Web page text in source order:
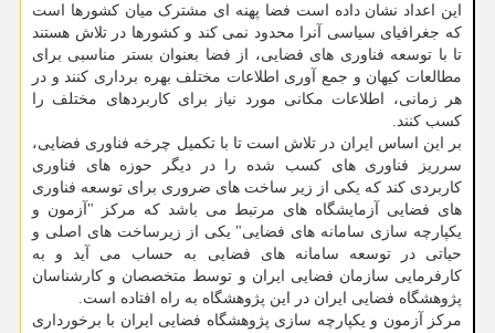
این اعداد نشان داده است فضا پهنه ای مشترک میان کشورها است
که جغرافیای سیاسی آنرا محدود نمی کند و کشورها در تلاش هستند
تا با توسعه فناوری های فضایی، از فضا بعنوان بستر مناسبی برای
مطالعات کیهان و جمع آوری اطلاعات مختلف بهره برداری کنند و در
هر زمانی، اطلاعات مکانی مورد نیاز برای کاربردهای مختلف را
کسب کنند.
بر این اساس ایران در تلاش است تا با تکمیل چرخه فناوری فضایی،
سرریز فناوری های کسب شده را در دیگر حوزه های فناوری
کاربردی کند که یکی از زیر ساخت های ضروری برای توسعه فناوری
های فضایی آزمایشگاه های مرتبط می باشد که مرکز "آزمون و
یکپارچه سازی سامانه های فضایی" یکی از زیرساخت های اصلی و
حیاتی در توسعه سامانه های فضایی به حساب می آید و به
کارفرمایی سازمان فضایی ایران و توسط متخصصان و کارشناسان
پژوهشگاه فضایی ایران در این پژوهشگاه به راه افتاده است.
مرکز آزمون و یکپارچه سازی پژوهشگاه فضایی ایران با برخورداری